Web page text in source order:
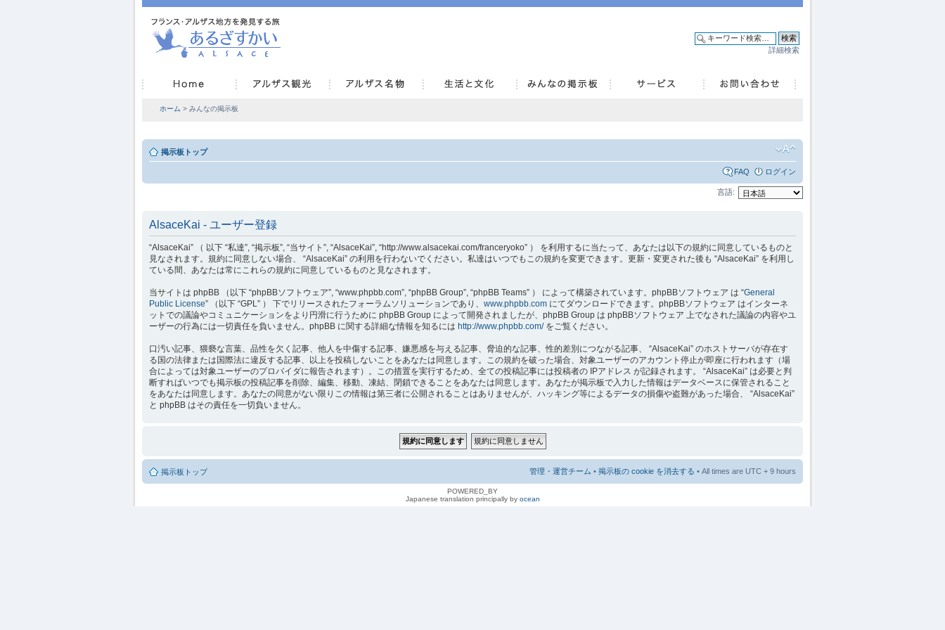
詳細検索
ホーム > みんなの掲示板
掲示板トップ
FAQ ログイン
言語:
AlsaceKai - ユーザー登録
“AlsaceKai” （ 以下 “私達”, “掲示板”, “当サイト”, “AlsaceKai”, “http://www.alsacekai.com/franceryoko” ） を利用するに当たって、あなたは以下の規約に同意しているものと
見なされます。規約に同意しない場合、 “AlsaceKai” の利用を行わないでください。私達はいつでもこの規約を変更できます。更新・変更された後も “AlsaceKai” を利用し
ている間、あなたは常にこれらの規約に同意しているものと見なされます。
当サイトは phpBB （以下 “phpBBソフトウェア”, “www.phpbb.com”, “phpBB Group”, “phpBB Teams” ） によって構築されています。phpBBソフトウェア は “General
Public License” （以下 “GPL” ） 下でリリースされたフォーラムソリューションであり、 www.phpbb.com にてダウンロードできます。phpBBソフトウェア はインターネ
ットでの議論やコミュニケーションをより円滑に行うために phpBB Group によって開発されましたが、phpBB Group は phpBBソフトウェア 上でなされた議論の内容やユ
ーザーの行為には一切責任を負いません。phpBB に関する詳細な情報を知るには http://www.phpbb.com/をご覧ください。
口汚い記事、猥褻な言葉、品性を欠く記事、他人を中傷する記事、嫌悪感を与える記事、脅迫的な記事、性的差別につながる記事、 “AlsaceKai” のホストサーバが存在す
る国の法律または国際法に違反する記事、以上を投稿しないことをあなたは同意します。この規約を破った場合、対象ユーザーのアカウント停止が即座に行われます（場
合によっては対象ユーザーのプロバイダに報告されます）。この措置を実行するため、全ての投稿記事には投稿者の IPアドレス が記録されます。 “AlsaceKai” は必要と判
断すればいつでも掲示板の投稿記事を削除、編集、移動、凍結、閉鎖できることをあなたは同意します。あなたが掲示板で入力した情報はデータベースに保管されること
をあなたは同意します。あなたの同意がない限りこの情報は第三者に公開されることはありませんが、ハッキング等によるデータの損傷や盗難があった場合、 “AlsaceKai”
と phpBB はその責任を一切負いません。
掲示板トップ 管理・運営チーム • 掲示板の cookie を消去する • All times are UTC + 9 hours
POWERED_BY
Japanese translation principally by ocean